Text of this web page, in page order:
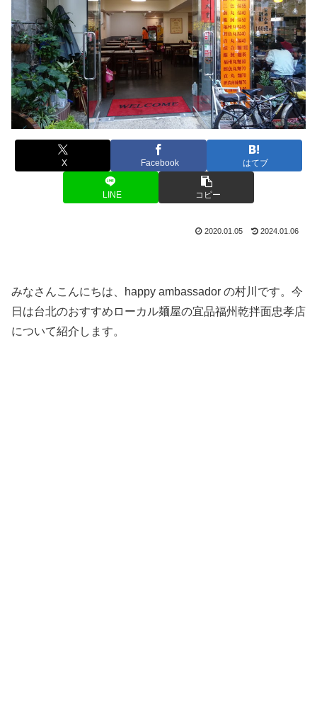
X Facebook はてブ
LINE コピー
2020.01.05 2024.01.06
みなさんこんにちは、happy ambassador の村川です。今
日は台北のおすすめローカル麺屋の宜品福州乾拌面忠孝店
について紹介します。